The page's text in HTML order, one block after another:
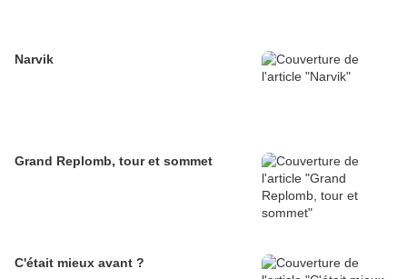
Narvik
Grand Replomb, tour et sommet
C'était mieux avant ?